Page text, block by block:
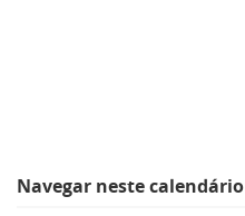
Navegar neste calendário